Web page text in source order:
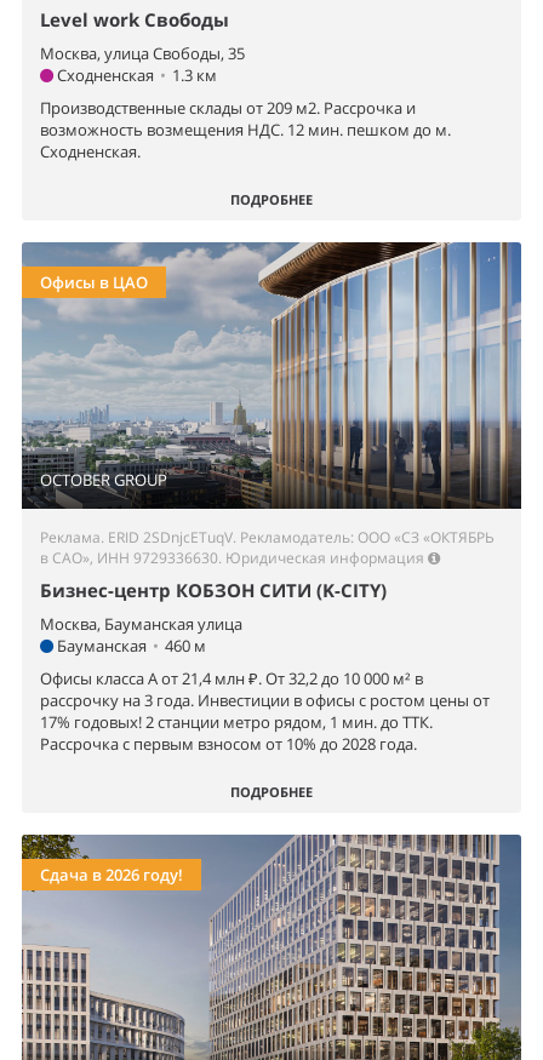
Level work Свободы
Москва, улица Свободы, 35
Сходненская • 1.3 км
Производственные склады от 209 м2. Рассрочка и
возможность возмещения НДС. 12 мин. пешком до м.
Сходненская.
ПОДРОБНЕЕ
OCTOBER GROUP
Офисы в ЦАО
Реклама. ERID 2SDnjcETuqV. Рекламодатель: ООО «СЗ «ОКТЯБРЬ
в САО», ИНН 9729336630. Юридическая информация
Бизнес-центр КОБЗОН СИТИ (K-CITY)
Москва, Бауманская улица
Бауманская • 460 м
Офисы класса А от 21,4 млн ₽. От 32,2 до 10 000 м² в
рассрочку на 3 года. Инвестиции в офисы с ростом цены от
17% годовых! 2 станции метро рядом, 1 мин. до ТТК.
Рассрочка с первым взносом от 10% до 2028 года.
ПОДРОБНЕЕ
Сдача в 2026 году!